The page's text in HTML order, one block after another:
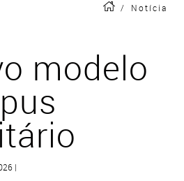
/ Notícia
modelo
|